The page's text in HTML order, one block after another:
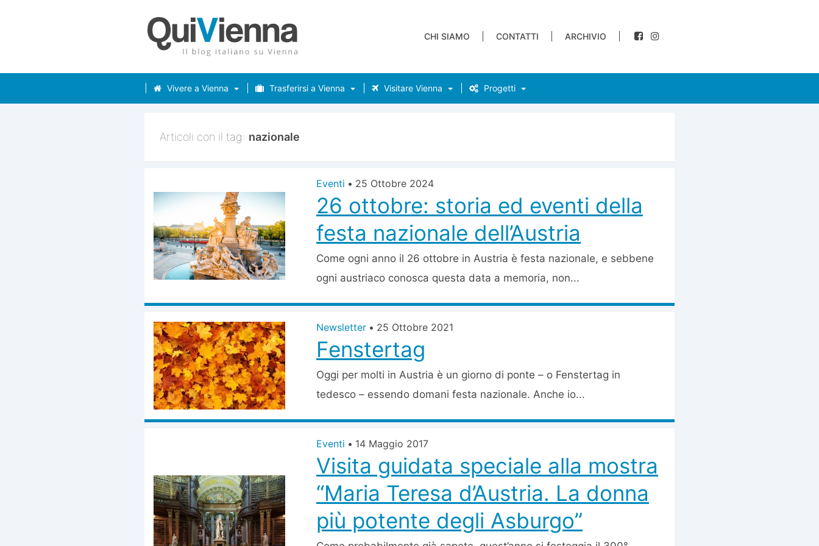
CHI SIAMO CONTATTI ARCHIVIO
Vivere a Vienna Trasferirsi a Vienna Visitare Vienna Progetti
Articoli con il tag: nazionale
Eventi • 25 Ottobre 2024
26 ottobre: storia ed eventi della
festa nazionale dell’Austria
Come ogni anno il 26 ottobre in Austria è festa nazionale, e sebbene
ogni austriaco conosca questa data a memoria, non...
Newsletter • 25 Ottobre 2021
Fenstertag
Oggi per molti in Austria è un giorno di ponte – o Fenstertag in
tedesco – essendo domani festa nazionale. Anche io...
Eventi • 14 Maggio 2017
Visita guidata speciale alla mostra
“Maria Teresa d’Austria. La donna
più potente degli Asburgo”